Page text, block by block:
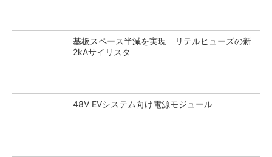
基板スペース半減を実現 リテルヒューズの新
2kAサイリスタ
48V EVシステム向け電源モジュール